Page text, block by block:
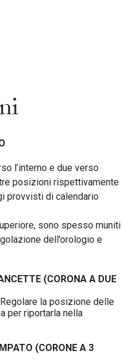
262kHz
Rhapsody
Snorkel
Surveyor
l’interno e due verso
posizioni rispettivamente
provvisti di calendario
sono spesso muniti
dell’orologio e
(CORONA A DUE
la posizione delle
per riportarla nella
(CORONE A 3